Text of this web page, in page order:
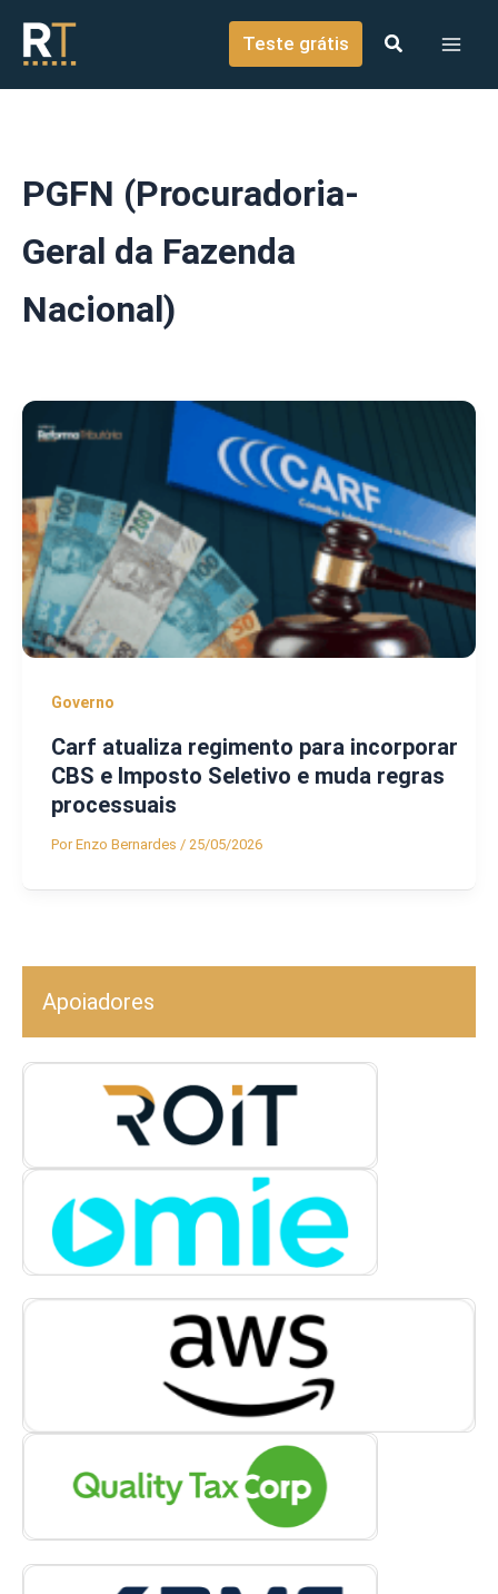
conteúdo
Teste grátis
PGFN (Procuradoria-
Geral da Fazenda
Nacional)
Governo
Carf atualiza regimento para incorporar
CBS e Imposto Seletivo e muda regras
processuais
PorEnzo Bernardes / 25/05/2026
Apoiadores